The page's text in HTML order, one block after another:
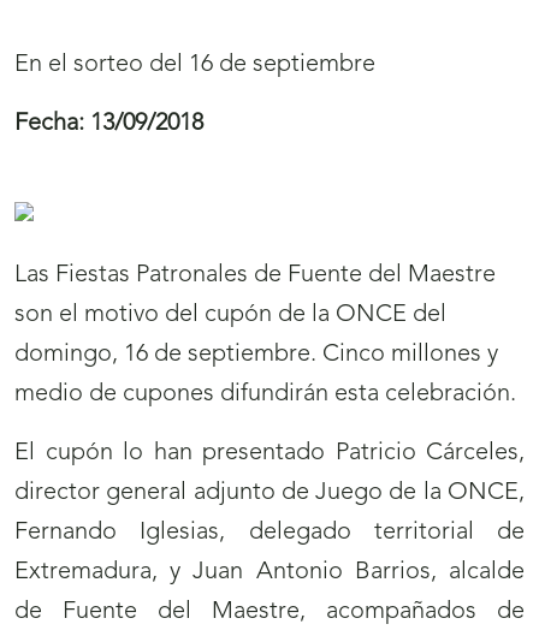
En el sorteo del 16 de septiembre
Fecha: 13/09/2018
Las Fiestas Patronales de Fuente del Maestre
son el motivo del cupón de la ONCE del
domingo, 16 de septiembre. Cinco millones y
medio de cupones difundirán esta celebración.
El cupón lo han presentado Patricio Cárceles,
director general adjunto de Juego de la ONCE,
Fernando Iglesias, delegado territorial de
Extremadura, y Juan Antonio Barrios, alcalde
de Fuente del Maestre, acompañados de